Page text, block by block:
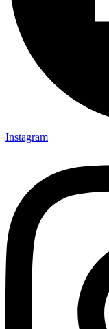
Instagram